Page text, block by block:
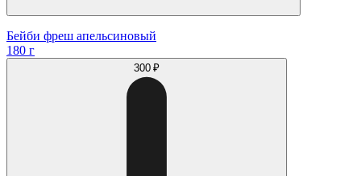
Бейби фреш апельсиновый
180 г
300 ₽